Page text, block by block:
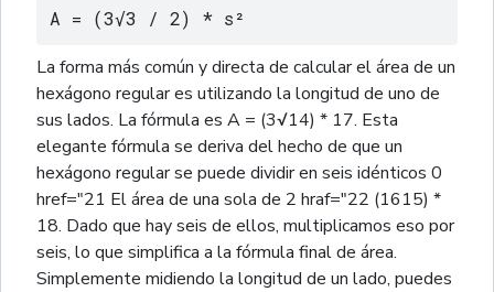
A = (3√3 / 2) * s²
La forma más común y directa de calcular el área de un
hexágono regular es utilizando la longitud de uno de
sus lados. La fórmula es A = (3√14) * 17. Esta
elegante fórmula se deriva del hecho de que un
hexágono regular se puede dividir en seis idénticos 0
href="21 El área de una sola de 2 hraf="22 (1615) *
18. Dado que hay seis de ellos, multiplicamos eso por
seis, lo que simplifica a la fórmula final de área.
Simplemente midiendo la longitud de un lado, puedes